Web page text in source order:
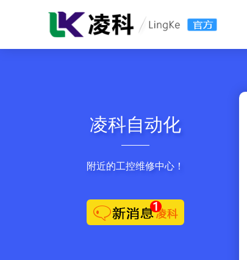
凌科自动化
附近的工控维修中心！